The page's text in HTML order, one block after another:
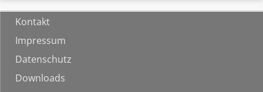
Kontakt
Impressum
Datenschutz
Downloads